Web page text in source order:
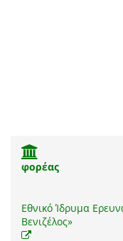
φορέας
Εθνικό Ίδρυμα
Βενιζέλος»